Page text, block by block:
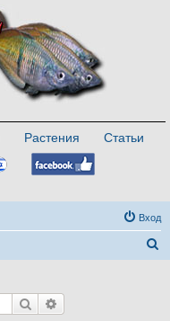
Растения
Статьи
Вход
Поиск